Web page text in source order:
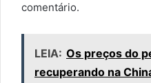
comentário.
LEIA: Os preços do
recuperando na